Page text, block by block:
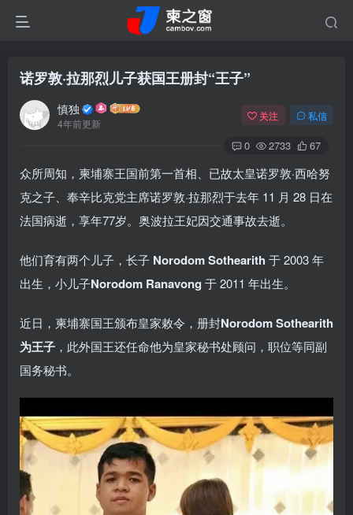
诺罗敦·拉那烈儿子获国王册封“王子”
慎独
4年前更新
关注 私信
0 2733 67
众所周知，柬埔寨王国前第一首相、已故太皇诺罗敦·西哈努
克之子、奉辛比克党主席诺罗敦·拉那烈于去年 11 月 28 日在
法国病逝，享年77岁。奥波拉王妃因交通事故去逝。
他们育有两个儿子，长子 Norodom Sothearith 于 2003 年
出生，小儿子Norodom Ranavong 于 2011 年出生。
近日，柬埔寨国王颁布皇家敕令，册封Norodom Sothearith
为王子 ，此外国王还任命他为皇家秘书处顾问，职位等同副
国务秘书。